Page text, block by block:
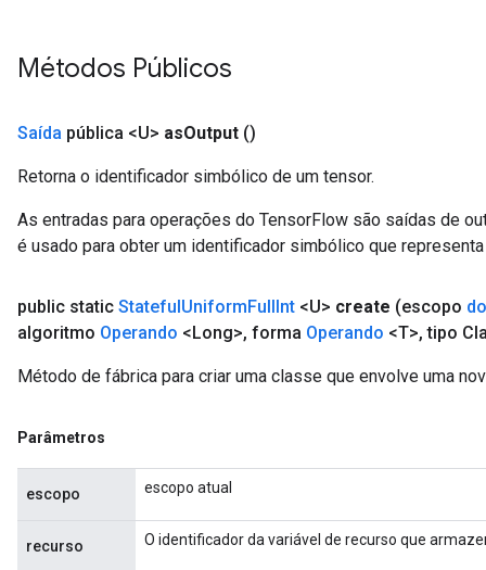
Métodos Públicos
Saída pública <U> asOutput ()
Retorna o identificador simbólico de um tensor.
As entradas para operações do TensorFlow são saídas de
é usado para obter um identificador simbólico que
public static StatefulUniformFullInt <U> create (escopo
algoritmo Operando <Long>, forma Operando <T>, tipo
Método de fábrica para criar uma classe que envolve uma
Parâmetros
escopo escopo atual
recurso O identificador da variável de recurso que